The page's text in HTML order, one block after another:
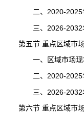
二、2020-2025年卫
三、2026-2032年
第五节 重点区域市场
一、区域市场现
二、2020-2025年卫
三、2026-2032年
第六节 重点区域市场